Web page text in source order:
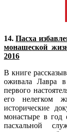
14.Пасха
монашеской
2016
В книге
оживала Лавра
первого
его нелегком
исторические
монастыре в год
пасхальной